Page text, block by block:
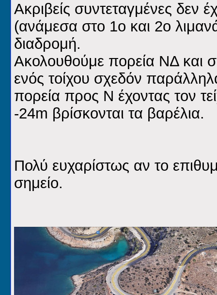
Ακριβείς συντεταγμένες
(ανάμεσα στο 1ο και 2ο
διαδρομή.
Ακολουθούμε πορεία ΝΔ και
ενός τοίχου σχεδόν
πορεία προς Ν έχοντας τον
-24m βρίσκονται τα βαρέλια.
Πολύ ευχαρίστως αν το
σημείο.